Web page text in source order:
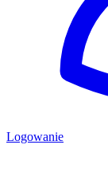
Logowanie